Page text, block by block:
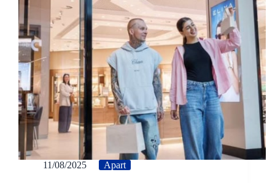
11/08/2025 Apart